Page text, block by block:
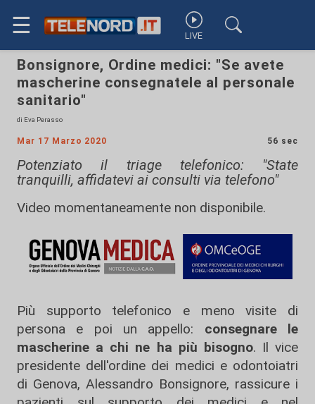
☰ LIVE
Bonsignore, Ordine medici: "Se avete
mascherine consegnatele al personale
sanitario"
di Eva Perasso
Mar 17 Marzo 2020 56 sec
Potenziato il triage telefonico: "State
tranquilli, affidatevi ai consulti via telefono"
Video momentaneamente non disponibile.
Più supporto telefonico e meno visite di
persona e poi un appello: consegnare le
mascherine a chi ne ha più bisogno. Il vice
presidente dell'ordine dei medici e odontoiatri
di Genova, Alessandro Bonsignore, rassicure i